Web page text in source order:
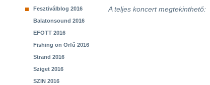
Fesztiválblog 2016
Balatonsound 2016
EFOTT 2016
Fishing on Orfű 2016
Strand 2016
Sziget 2016
SZIN 2016
A teljes koncert megtekinthető: